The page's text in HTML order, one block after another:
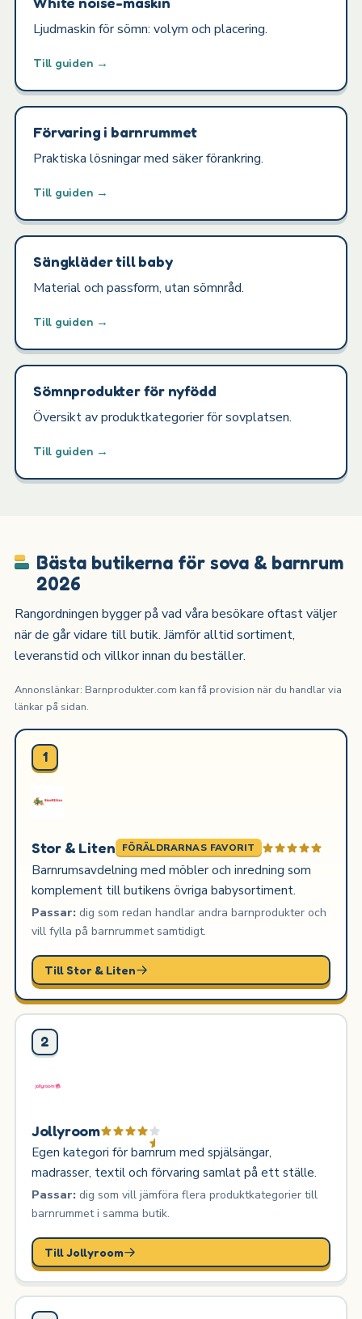
Ljudmaskin för sömn: volym och placering.
Till guiden →
Förvaring i barnrummet
Praktiska lösningar med säker förankring.
Till guiden →
Sängkläder till baby
Material och passform, utan sömnråd.
Till guiden →
Sömnprodukter för nyfödd
Översikt av produktkategorier för sovplatsen.
Till guiden →
Bästa butikerna för sova & barnrum
2026
Rangordningen bygger på vad våra besökare oftast väljer
när de går vidare till butik. Jämför alltid sortiment,
leveranstid och villkor innan du beställer.
Annonslänkar: Barnprodukter.com kan få provision när du handlar via
länkar på sidan.
1
Stor & Liten FÖRÄLDRARNAS FAVORIT
Barnrumsavdelning med möbler och inredning som
komplement till butikens övriga babysortiment.
Passar:dig som redan handlar andra barnprodukter och
vill fylla på barnrummet samtidigt.
Till Stor & Liten
2
Jollyroom
Egen kategori för barnrum med spjälsängar,
madrasser, textil och förvaring samlat på ett ställe.
Passar:dig som vill jämföra flera produktkategorier till
barnrummet i samma butik.
Till Jollyroom